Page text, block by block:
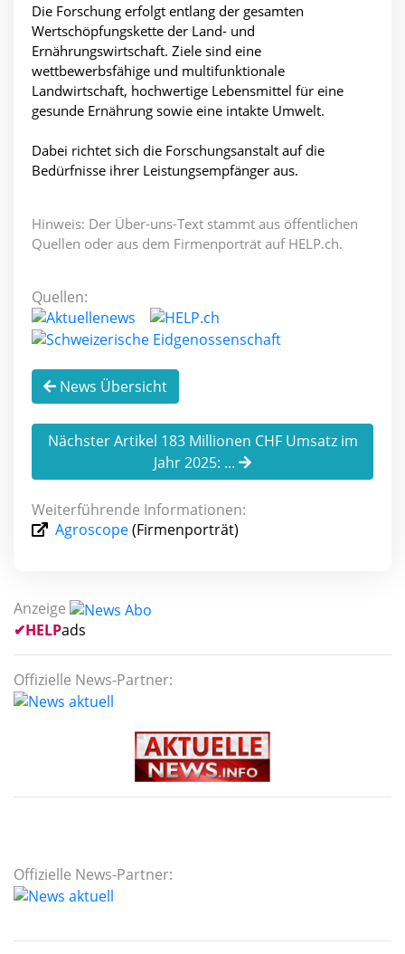
Die Forschung erfolgt entlang der gesamten
Wertschöpfungskette der Land- und
Ernährungswirtschaft. Ziele sind eine
wettbewerbsfähige und multifunktionale
Landwirtschaft, hochwertige Lebensmittel für eine
gesunde Ernährung sowie eine intakte Umwelt.
Dabei richtet sich die Forschungsanstalt auf die
Bedürfnisse ihrer Leistungsempfänger aus.
Hinweis: Der Über-uns-Text stammt aus öffentlichen
Quellen oder aus dem Firmenporträt auf HELP.ch.
Quellen:
News Übersicht
Nächster Artikel 183 Millionen CHF Umsatz im
Jahr 2025: ...
Weiterführende Informationen:
Agroscope(Firmenporträt)
Anzeige
✔HELPads
Offizielle News-Partner:
Offizielle News-Partner: